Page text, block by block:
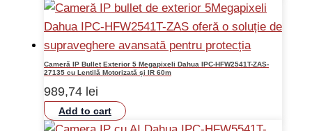
Cameră IP Bullet Exterior 5 Megapixeli Dahua IPC-HFW2541T-ZAS-
27135 cu Lentilă Motorizată și IR 60m
989,74 lei
Add to cart